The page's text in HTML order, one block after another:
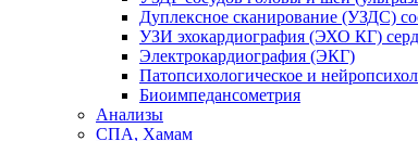
Дуплексное сканирование (УЗДС)
УЗИ эхокардиография (ЭХО КГ)
Электрокардиография (ЭКГ)
Патопсихологическое и
Биоимпедансометрия
Анализы
СПА, Хамам